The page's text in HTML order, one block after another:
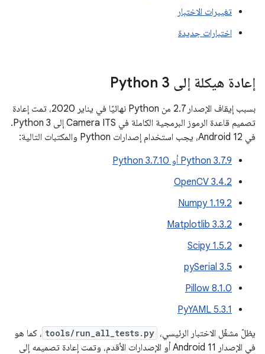
تغييرات الاختبار
اختبارات جديدة
إعادة هيكلة إلى Python 3
بسبب إيقاف الإصدار 2.7 من Python نهائيًا في يناير 2020، تمت إعادة
تصميم قاعدة الرموز البرمجية الكاملة في Camera ITS إلى Python 3.
في Android 12، يجب استخدام إصدارات Python والمكتبات التالية:
‫Python 3.7.9 أو Python 3.7.10
‫OpenCV 3.4.2
‫Numpy 1.19.2
‫Matplotlib 3.3.2
‫Scipy 1.5.2
‫pySerial 3.5
‫Pillow 8.1.0
‫PyYAML 5.3.1
يظلّ مشغّل الاختبار الرئيسي، tools/run_all_tests.py ، كما هو
في الإصدار Android 11 أو الإصدارات الأقدم، وتمت إعادة تصميمه إلى